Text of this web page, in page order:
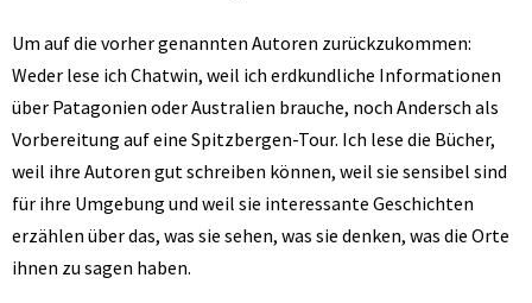
Um auf die vorher genannten Autoren zurückzukommen:
Weder lese ich Chatwin, weil ich erdkundliche Informationen
über Patagonien oder Australien brauche, noch Andersch als
Vorbereitung auf eine Spitzbergen-Tour. Ich lese die Bücher,
weil ihre Autoren gut schreiben können, weil sie sensibel sind
für ihre Umgebung und weil sie interessante Geschichten
erzählen über das, was sie sehen, was sie denken, was die Orte
ihnen zu sagen haben.